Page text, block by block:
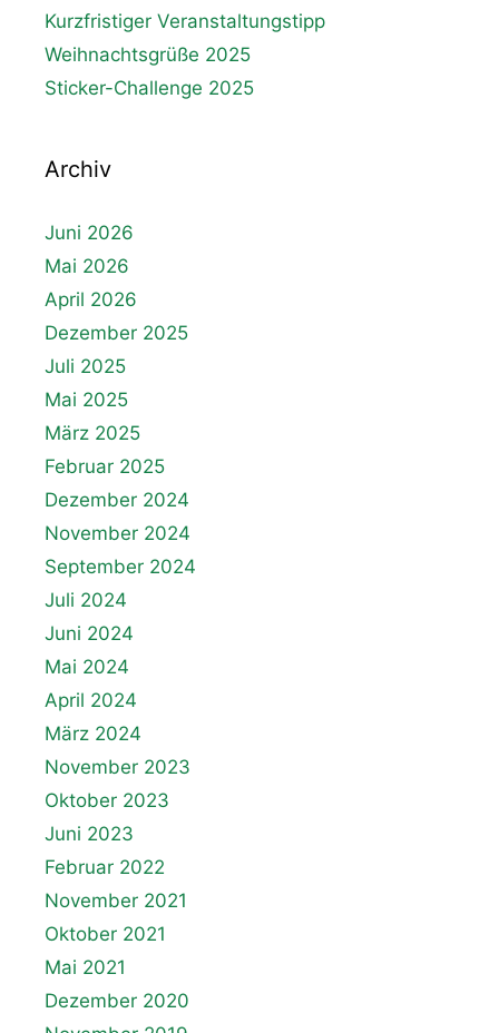
Kurzfristiger Veranstaltungstipp
Weihnachtsgrüße 2025
Sticker-Challenge 2025
Archiv
Juni 2026
Mai 2026
April 2026
Dezember 2025
Juli 2025
Mai 2025
März 2025
Februar 2025
Dezember 2024
November 2024
September 2024
Juli 2024
Juni 2024
Mai 2024
April 2024
März 2024
November 2023
Oktober 2023
Juni 2023
Februar 2022
November 2021
Oktober 2021
Mai 2021
Dezember 2020